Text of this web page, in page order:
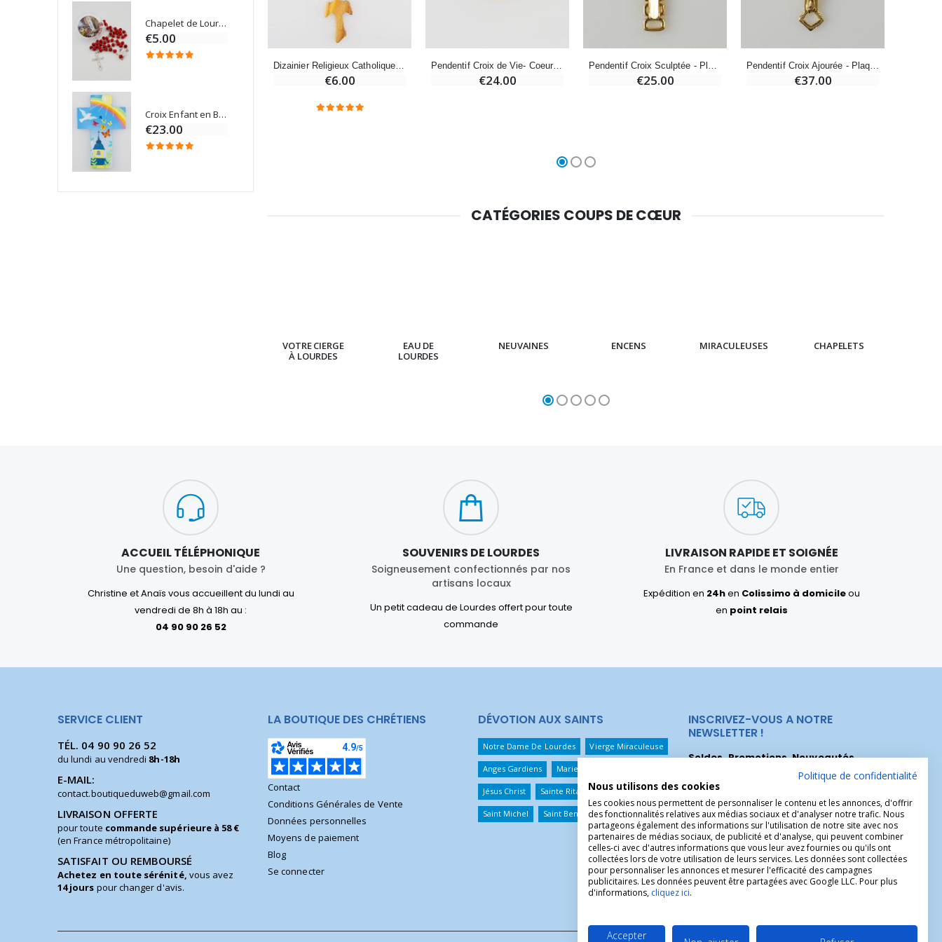
Chapelet de Lourdes en Bois
€5.00
Croix Enfant en Bois Eglise Papillons et Arc-en-ciel 15 cm
€23.00
Huile d'Onction
€9.90
Dizainier Religieux Catholique en Bois d'Olivier - Croix Gothique
€6.00
Pendentif Croix de Vie- Coeur et Croix de Camargue - Plaqué Or
€24.00
Pendentif Croix Sculptée - Plaqué Or
€25.00
Pendentif Croix Ajourée - Plaqué Or
€37.00
CATÉGORIES COUPS DE CŒUR
VOTRE CIERGE
À LOURDES
EAU DE
LOURDES
NEUVAINES ENCENS MIRACULEUSES CHAPELETS
ACCUEIL TÉLÉPHONIQUE
Une question, besoin d'aide ?
Christine et Anaïs vous accueillent du lundi au
vendredi de 8h à 18h au :
04 90 90 26 52
SOUVENIRS DE LOURDES
Soigneusement confectionnés par nos
artisans locaux
Un petit cadeau de Lourdes offert pour toute
commande
LIVRAISON RAPIDE ET SOIGNÉE
En France et dans le monde entier
Expédition en 24hen Colissimo à domicileou
en point relais
SERVICE CLIENT
TÉL. 04 90 90 26 52
du lundi au vendredi 8h-18h
E-MAIL:
contact.boutiqueduweb@gmail.com
LIVRAISON OFFERTE
pour toute commande supérieure à 58 €
(en France métropolitaine)
SATISFAIT OU REMBOURSÉ
Achetez en toute sérénité, vous avez
14 jours pour changer d'avis.
LA BOUTIQUE DES CHRÉTIENS
Contact
Conditions Générales de Vente
Données personnelles
Moyens de paiement
Blog
Se connecter
DÉVOTION AUX SAINTS
Notre Dame De Lourdes Vierge Miraculeuse
Anges Gardiens Marie Qui Défait Les Noeuds
Jésus Christ Sainte Rita Sainte Thérèse
Saint Michel Saint Benoît Saint Christophe
INSCRIVEZ-VOUS A NOTRE
NEWSLETTER !
Soldes, Promotions, Nouveautés...
Inscrivez-vous maintenant pour recevoir
nos meilleures offres.
Politique de confidentialité
Nous utilisons des cookies
Les cookies nous permettent de personnaliser le contenu et les annonces, d'offrir
des fonctionnalités relatives aux médias sociaux et d'analyser notre trafic. Nous
partageons également des informations sur l'utilisation de notre site avec nos
partenaires de médias sociaux, de publicité et d'analyse, qui peuvent combiner
celles-ci avec d'autres informations que vous leur avez fournies ou qu'ils ont
collectées lors de votre utilisation de leurs services. Les données sont collectées
pour personnaliser les annonces et mesurer l'efficacité des campagnes
publicitaires. Les données peuvent être partagées avec Google LLC. Pour plus
d'informations, cliquez ici.
Accepter